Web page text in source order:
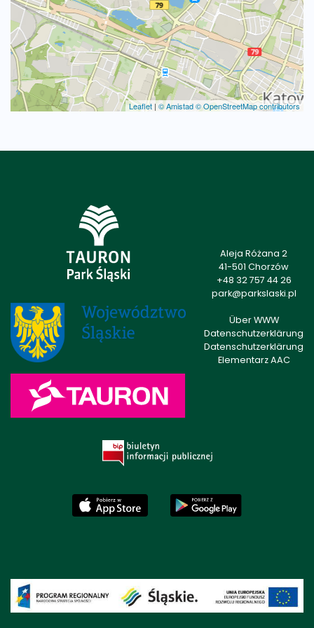
Leaflet | © Amistad© OpenStreetMap contributors
Aleja Różana 2
41-501 Chorzów
+48 32 757 44 26
park@parkslaski.pl
Über WWW
Datenschutzerklärung
Datenschutzerklärung
Elementarz AAC